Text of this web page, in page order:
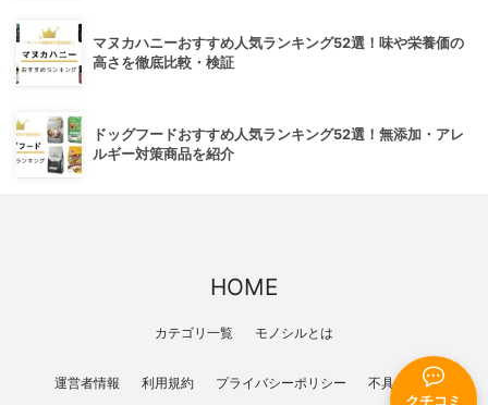
クチコミ
マヌカハニーおすすめ人気ランキング52選！味や栄養価の
高さを徹底比較・検証
ドッグフードおすすめ人気ランキング52選！無添加・アレ
ルギー対策商品を紹介
HOME
カテゴリ一覧 モノシルとは
運営者情報 利用規約 プライバシーポリシー 不具合報告